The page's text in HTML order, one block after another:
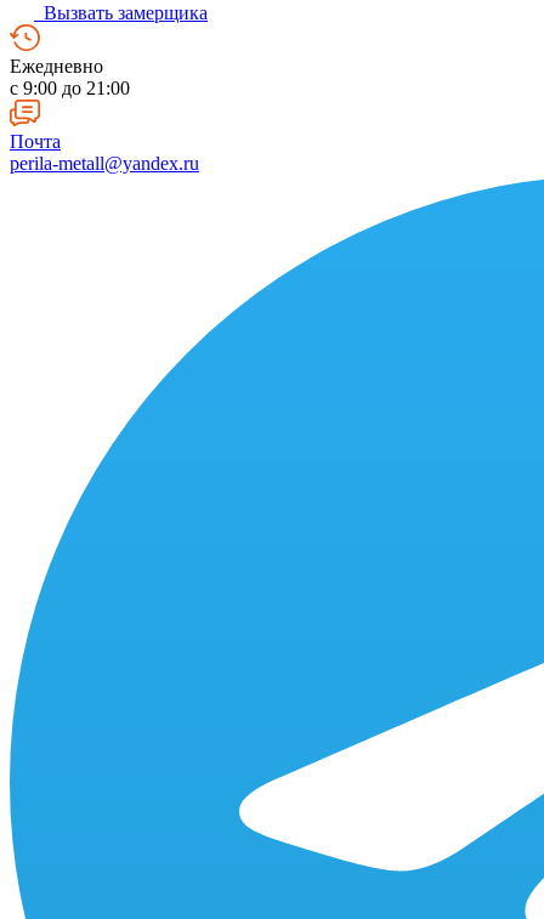
Вызвать замерщика
Ежедневно
c 9:00 до 21:00
Почта
perila-metall@yandex.ru